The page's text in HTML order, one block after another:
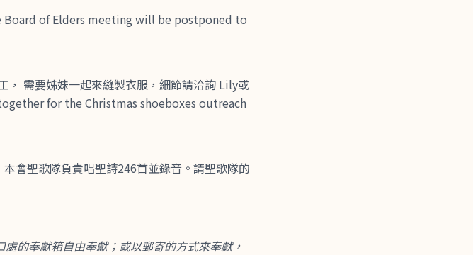
Board of Elders meeting will be postponed to
需要姊妹一起來縫製衣服，細節請洽詢 Lily或
for the Christmas shoeboxes outreach
會聖歌隊負責唱聖詩246首並錄音。請聖歌隊的
的奉獻箱自由奉獻；或以郵寄的方式來奉獻，